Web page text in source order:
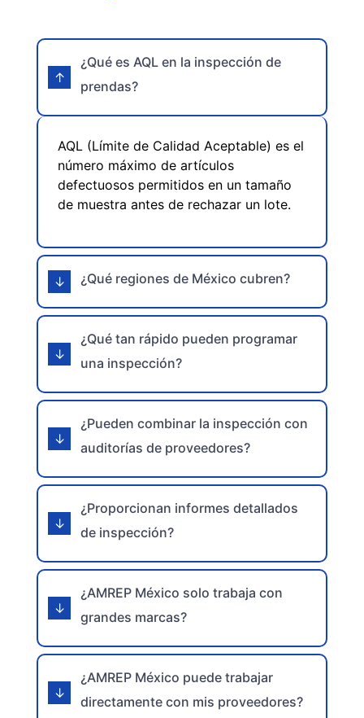
¿Qué es AQL en la inspección de
prendas?
AQL (Límite de Calidad Aceptable) es el
número máximo de artículos
defectuosos permitidos en un tamaño
de muestra antes de rechazar un lote.
¿Qué regiones de México cubren?
¿Qué tan rápido pueden programar
una inspección?
¿Pueden combinar la inspección con
auditorías de proveedores?
¿Proporcionan informes detallados
de inspección?
¿AMREP México solo trabaja con
grandes marcas?
¿AMREP México puede trabajar
directamente con mis proveedores?